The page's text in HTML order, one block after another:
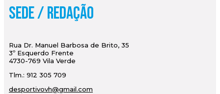
Sede / Redação
Rua Dr. Manuel Barbosa de Brito, 35
3º Esquerdo Frente
4730-769 Vila Verde
Tlm.: 912 305 709
desportivovh@gmail.com